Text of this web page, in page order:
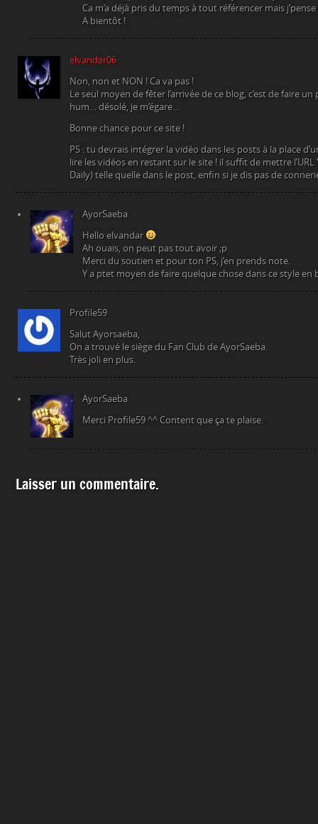
Ca m’a déjà pris du temps à tout référencer mais
A bientôt !
elvandar06
Non, non et NON ! Ca va pas !
Le seul moyen de fêter l’arrivée de ce blog, c’est de faire
hum… désolé, je m’égare…
Bonne chance pour ce site !
PS : tu devrais intégrer la vidéo dans les posts à la place
lire les vidéos en restant sur le site ! il suffit de mettre
Daily) telle quelle dans le post, enfin si je dis pas de
AyorSaeba
Hello elvandar
Ah ouais, on peut pas tout avoir ;p
Merci du soutien et pour ton PS, j’en prends note.
Y a ptet moyen de faire quelque chose dans ce style
Profile59
Salut Ayorsaeba,
On a trouvé le siège du Fan Club de AyorSaeba.
Très joli en plus.
AyorSaeba
Merci Profile59 ^^ Content que ça te plaise.
Laisser un commentaire.